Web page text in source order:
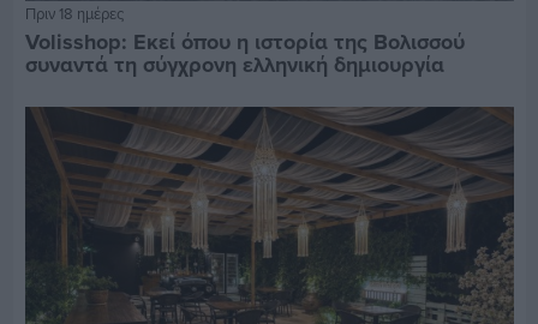
Πριν 18 ημέρες
Volisshop: Εκεί όπου η ιστορία της Βολισσού
συναντά τη σύγχρονη ελληνική δημιουργία